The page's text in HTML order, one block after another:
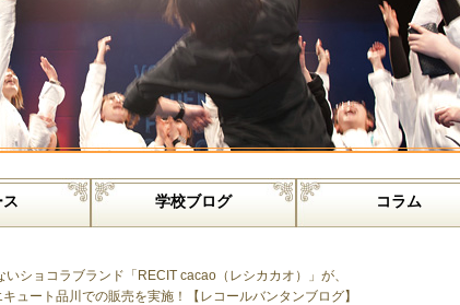
学校ブログ コラム
いショコラブランド「RECIT cacao（レシカカオ）」が、
ュート品川での販売を実施！【レコールバンタンブログ】